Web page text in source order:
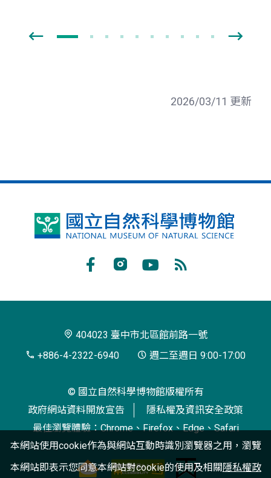
2026/03/11 更新
國
博
閱
404023 臺中市北區館前路一號
+886-4-2322-6940
週二至週日 9:00-17:00
© 國立自然科學博物館版權所有
政府網站資料開放宣告
隱私權及資訊安全政策
最佳瀏覽體驗：Chrome、Firefox、Edge、Safari
本網站使用cookie作為與網站互動時識別瀏覽器之用，瀏覽
本網站即表示您同意本網站對cookie的使用及相關隱私權政